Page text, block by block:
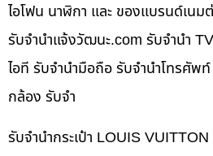
ไอโฟน นาฬิกา และ ของแบรนด์เนม
รับจํานําแจ้งวัฒนะ.com รับจำนำ
ไอที รับจำนำมือถือ รับจำนำโทรศัพ
กล้อง รับจำ
รับจำนำกระเป๋า LOUIS